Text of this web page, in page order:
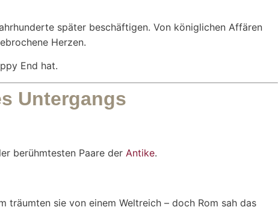
später beschäftigen. Von königlichen Affären
Herzen.
End hat.
Untergangs
berühmtesten Paare der Antike.
träumten sie von einem Weltreich – doch Rom sah das